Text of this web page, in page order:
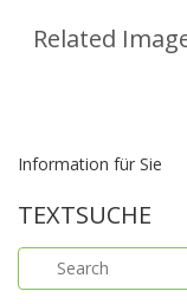
Related
Information für Sie
TEXTSUCHE